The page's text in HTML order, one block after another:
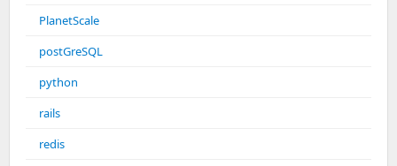
PlanetScale
postGreSQL
python
rails
redis